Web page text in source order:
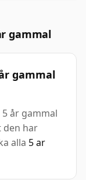
gammal
gammal
år gammal
den har
alla 5 ar